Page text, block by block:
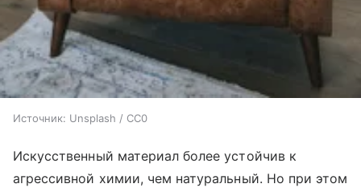
Источник: Unsplash / CC0
Искусственный материал более устойчив к
агрессивной химии, чем натуральный. Но при этом